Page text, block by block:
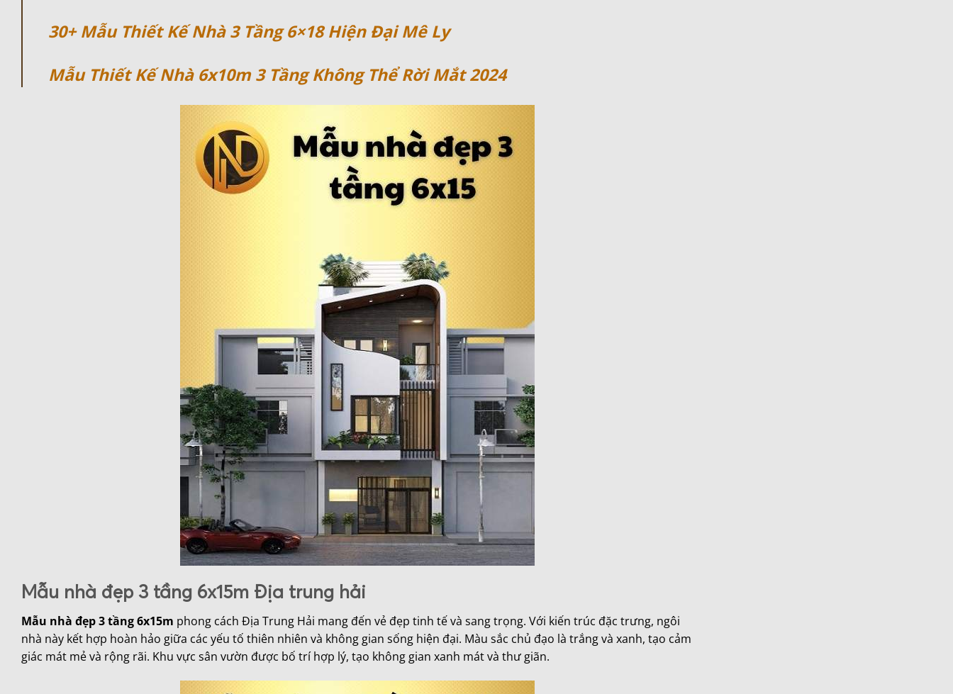
30+ Mẫu Thiết Kế Nhà 3 Tầng 6×18 Hiện Đại Mê Ly
Mẫu Thiết Kế Nhà 6x10m 3 Tầng Không Thể Rời Mắt 2024
Mẫu nhà đẹp 3 tầng 6x15m Địa trung hải
Mẫu nhà đẹp 3 tầng 6x15m phong cách Địa Trung Hải mang đến vẻ đẹp tinh tế và sang trọng. Với kiến trúc đặc trưng, ngôi
nhà này kết hợp hoàn hảo giữa các yếu tố thiên nhiên và không gian sống hiện đại. Màu sắc chủ đạo là trắng và xanh, tạo cảm
giác mát mẻ và rộng rãi. Khu vực sân vườn được bố trí hợp lý, tạo không gian xanh mát và thư giãn.